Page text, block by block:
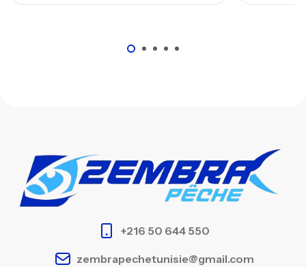
+216 50 644 550
zembrapechetunisie@gmail.com